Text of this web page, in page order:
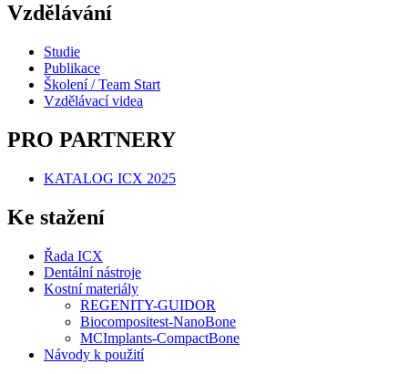
Vzdělávání
Studie
Publikace
Školení / Team Start
Vzdělávací videa
PRO PARTNERY
KATALOG ICX 2025
Ke stažení
Řada ICX
Dentální nástroje
Kostní materiály
REGENITY-GUIDOR
Biocompositest-NanoBone
MCImplants-CompactBone
Návody k použití